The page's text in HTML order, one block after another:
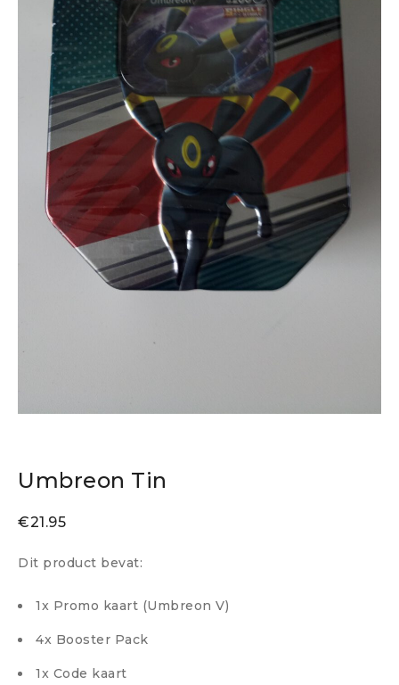
Umbreon Tin
€21.95
Dit product bevat:
1x Promo kaart (Umbreon V)
4x Booster Pack
1x Code kaart